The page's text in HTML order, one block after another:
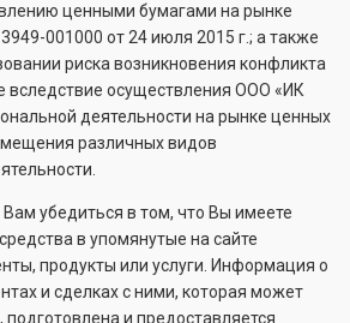
ценными бумагами на рынке
001000 от 24 июля 2015 г.; а также
риска возникновения конфликта
вследствие осуществления ООО «ИК
деятельности на рынке ценных
различных видов
убедиться в том, что Вы имеете
в упомянутые на сайте
продукты или услуги. Информация о
и сделках с ними, которая может
и предоставляется